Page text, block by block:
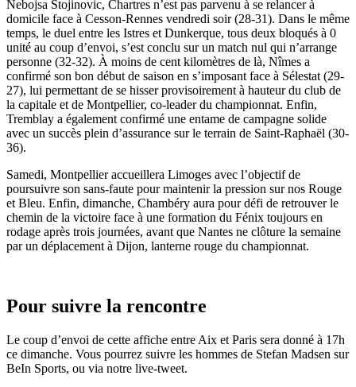
Nebojsa Stojinovic, Chartres n’est pas parvenu à se relancer à
domicile face à Cesson-Rennes vendredi soir (28-31). Dans le même
temps, le duel entre les Istres et Dunkerque, tous deux bloqués à 0
unité au coup d’envoi, s’est conclu sur un match nul qui n’arrange
personne (32-32). À moins de cent kilomètres de là, Nîmes a
confirmé son bon début de saison en s’imposant face à Sélestat (29-
27), lui permettant de se hisser provisoirement à hauteur du club de
la capitale et de Montpellier, co-leader du championnat. Enfin,
Tremblay a également confirmé une entame de campagne solide
avec un succès plein d’assurance sur le terrain de Saint-Raphaël (30-
36).
Samedi, Montpellier accueillera Limoges avec l’objectif de
poursuivre son sans-faute pour maintenir la pression sur nos Rouge
et Bleu. Enfin, dimanche, Chambéry aura pour défi de retrouver le
chemin de la victoire face à une formation du Fénix toujours en
rodage après trois journées, avant que Nantes ne clôture la semaine
par un déplacement à Dijon, lanterne rouge du championnat.
Pour suivre la rencontre
Le coup d’envoi de cette affiche entre Aix et Paris sera donné à 17h
ce dimanche. Vous pourrez suivre les hommes de Stefan Madsen sur
BeIn Sports, ou via notre live-tweet.